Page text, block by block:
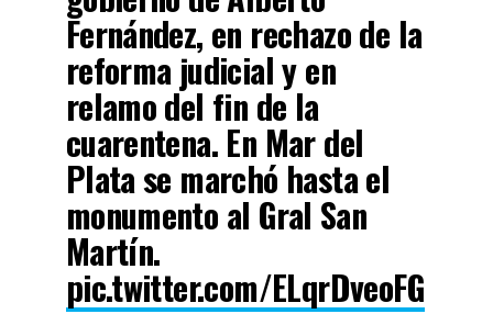
Fernández, en rechazo de la
reforma judicial y en
relamo del fin de la
cuarentena. En Mar del
Plata se marchó hasta el
monumento al Gral San
Martín.
pic.twitter.com/ELqrDveoFG